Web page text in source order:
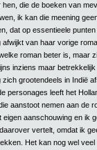
hen, die de boeken van
ik kan die meening
dat op essentieele
van haar vorige
roman beter is, maar
inziens maar
grootendeels in Indië
personages leeft het
aanstoot nemen aan de
eigen aanschouwing en ik
vertelt, omdat ik
Het kan nog wel veel